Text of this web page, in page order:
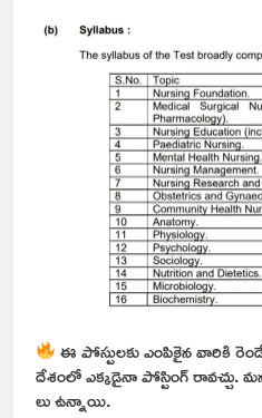
ఈ పోస్టులకు ఎంపికైన వారికి
దేశంలో ఎక్కడైనా పోస్టింగ్ రావచ్చు.
లు ఉన్నాయి.